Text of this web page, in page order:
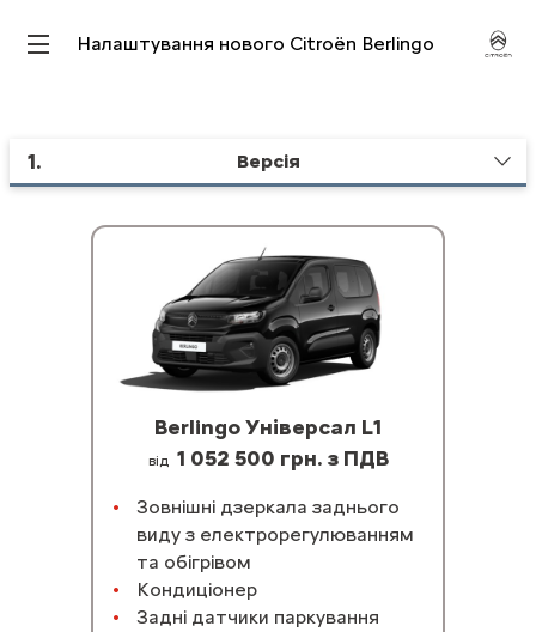
Налаштування нового Citroën Berlingo
1. Версія
Berlingo Універсал L1
від 1 052 500 грн. з ПДВ
Зовнішні дзеркала заднього
виду з електрорегулюванням
та обігрівом
Кондиціонер
Задні датчики паркування